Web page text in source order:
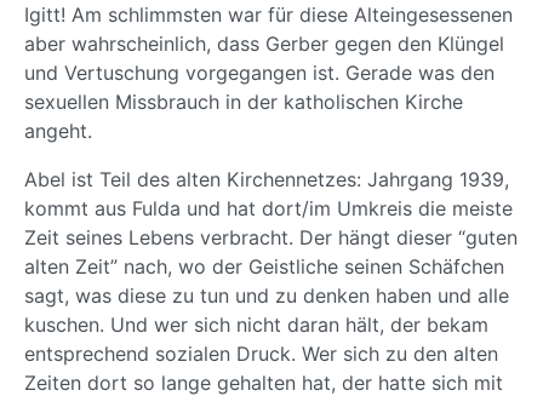
Igitt! Am schlimmsten war für diese Alteingesessenen
aber wahrscheinlich, dass Gerber gegen den Klüngel
und Vertuschung vorgegangen ist. Gerade was den
sexuellen Missbrauch in der katholischen Kirche
angeht.
Abel ist Teil des alten Kirchennetzes: Jahrgang 1939,
kommt aus Fulda und hat dort/im Umkreis die meiste
Zeit seines Lebens verbracht. Der hängt dieser “guten
alten Zeit” nach, wo der Geistliche seinen Schäfchen
sagt, was diese zu tun und zu denken haben und alle
kuschen. Und wer sich nicht daran hält, der bekam
entsprechend sozialen Druck. Wer sich zu den alten
Zeiten dort so lange gehalten hat, der hatte sich mit